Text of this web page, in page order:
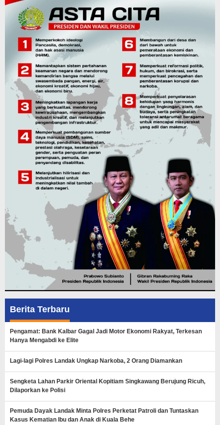
Berita Terbaru
Pengamat: Bank Kalbar Gagal Jadi Motor Ekonomi Rakyat, Terkesan
Hanya Mengabdi ke Elite
Lagi-lagi Polres Landak Ungkap Narkoba, 2 Orang Diamankan
Sengketa Lahan Parkir Oriental Kopitiam Singkawang Berujung Ricuh,
Dilaporkan ke Polisi
Pemuda Dayak Landak Minta Polres Perketat Patroli dan Tuntaskan
Kasus Kematian Ibu dan Anak di Kuala Behe